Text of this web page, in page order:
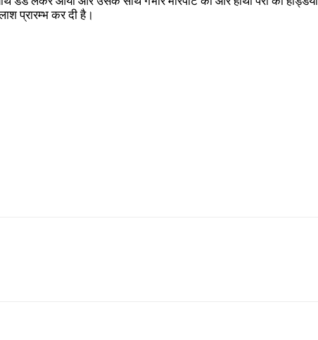
प्रारम्भ कर दी है।